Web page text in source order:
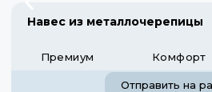
Навес из металлочерепицы
Премиум Комфорт
Отправить на